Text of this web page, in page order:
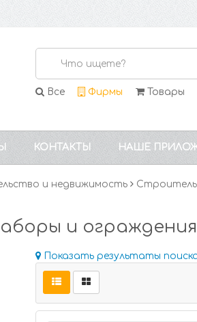
Все Фирмы Товары
КОНТАКТЫ НАШЕ
и недвижимость
и ограждения
Показать результаты